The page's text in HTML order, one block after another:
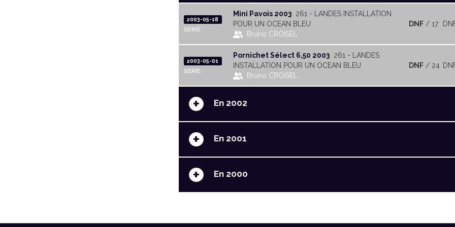
2003-05-18
SERIE
Mini Pavois 2003 261 - LANDES INSTALLATION
POUR UN OCEAN BLEU
Bruno CROISEL
DNF / 17
2003-05-01
SERIE
Pornichet Sélect 6,50 2003 261 - LANDES
INSTALLATION POUR UN OCEAN BLEU
Bruno CROISEL
DNF / 24
+ En 2002
+ En 2001
+ En 2000